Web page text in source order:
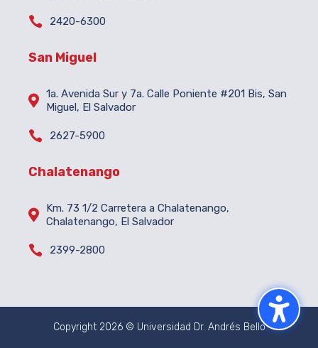
 2420-6300
San Miguel
 1a. Avenida Sur y 7a. Calle Poniente #201 Bis, San
Miguel, El Salvador
 2627-5900
Chalatenango

Km. 73 1/2 Carretera a Chalatenango,
Chalatenango, El Salvador
 2399-2800
Copyright 2026 © Universidad Dr. Andrés Bello